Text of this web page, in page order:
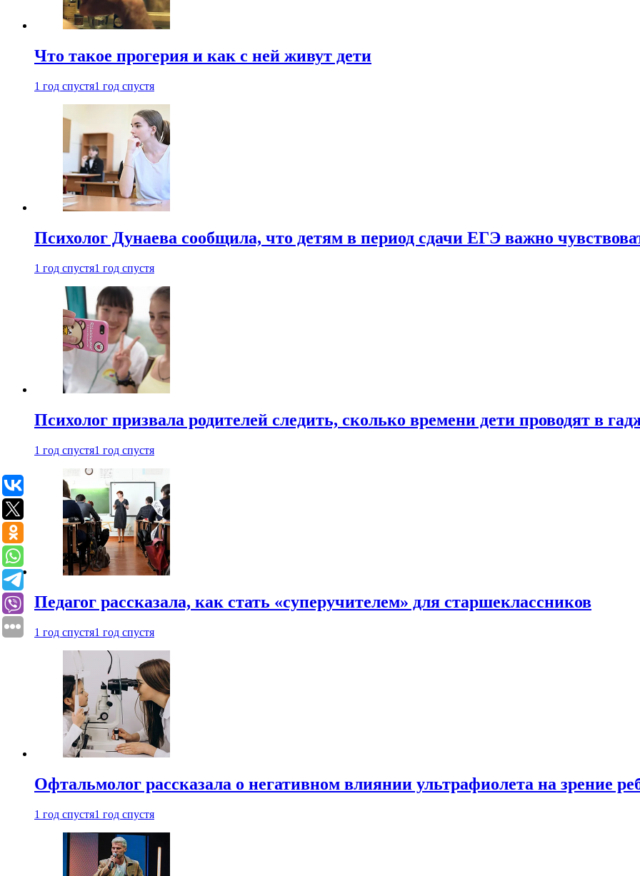
Что такое прогерия и как с ней живут дети
1 год спустя1 год спустя
Психолог Дунаева сообщила, что детям в период сдачи ЕГЭ важно
1 год спустя1 год спустя
Психолог призвала родителей следить, сколько времени дети проводят в
1 год спустя1 год спустя
Педагог рассказала, как стать «суперучителем» для старшеклассников
1 год спустя1 год спустя
Офтальмолог рассказала о негативном влиянии ультрафиолета на зрение
1 год спустя1 год спустя